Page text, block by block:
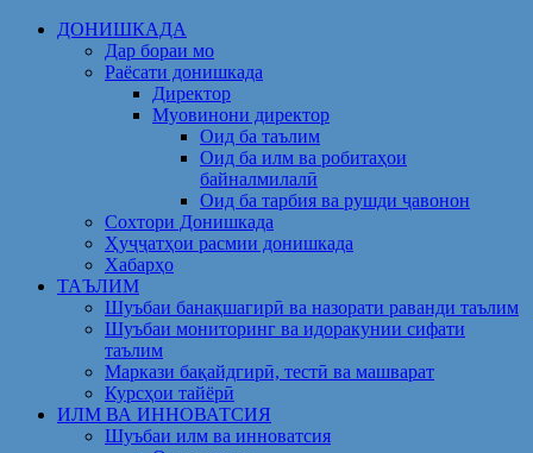
Skip
ДОНИШКАДА
Дар бораи мо
Раёсати донишкада
Директор
Муовинони директор
Оид ба таълим
Оид ба илм ва робитаҳои
байналмилалӣ
Оид ба тарбия ва рушди ҷавонон
Сохтори Донишкада
Ҳуҷҷатҳои расмии донишкада
Хабарҳо
ТАЪЛИМ
Шуъбаи банақшагирӣ ва назорати раванди таълим
Шуъбаи мониторинг ва идоракунии сифати
таълим
Маркази бақайдгирӣ, тестӣ ва машварат
Курсҳои тайёрӣ
ИЛМ ВА ИННОВАТСИЯ
Шуъбаи илм ва инноватсия